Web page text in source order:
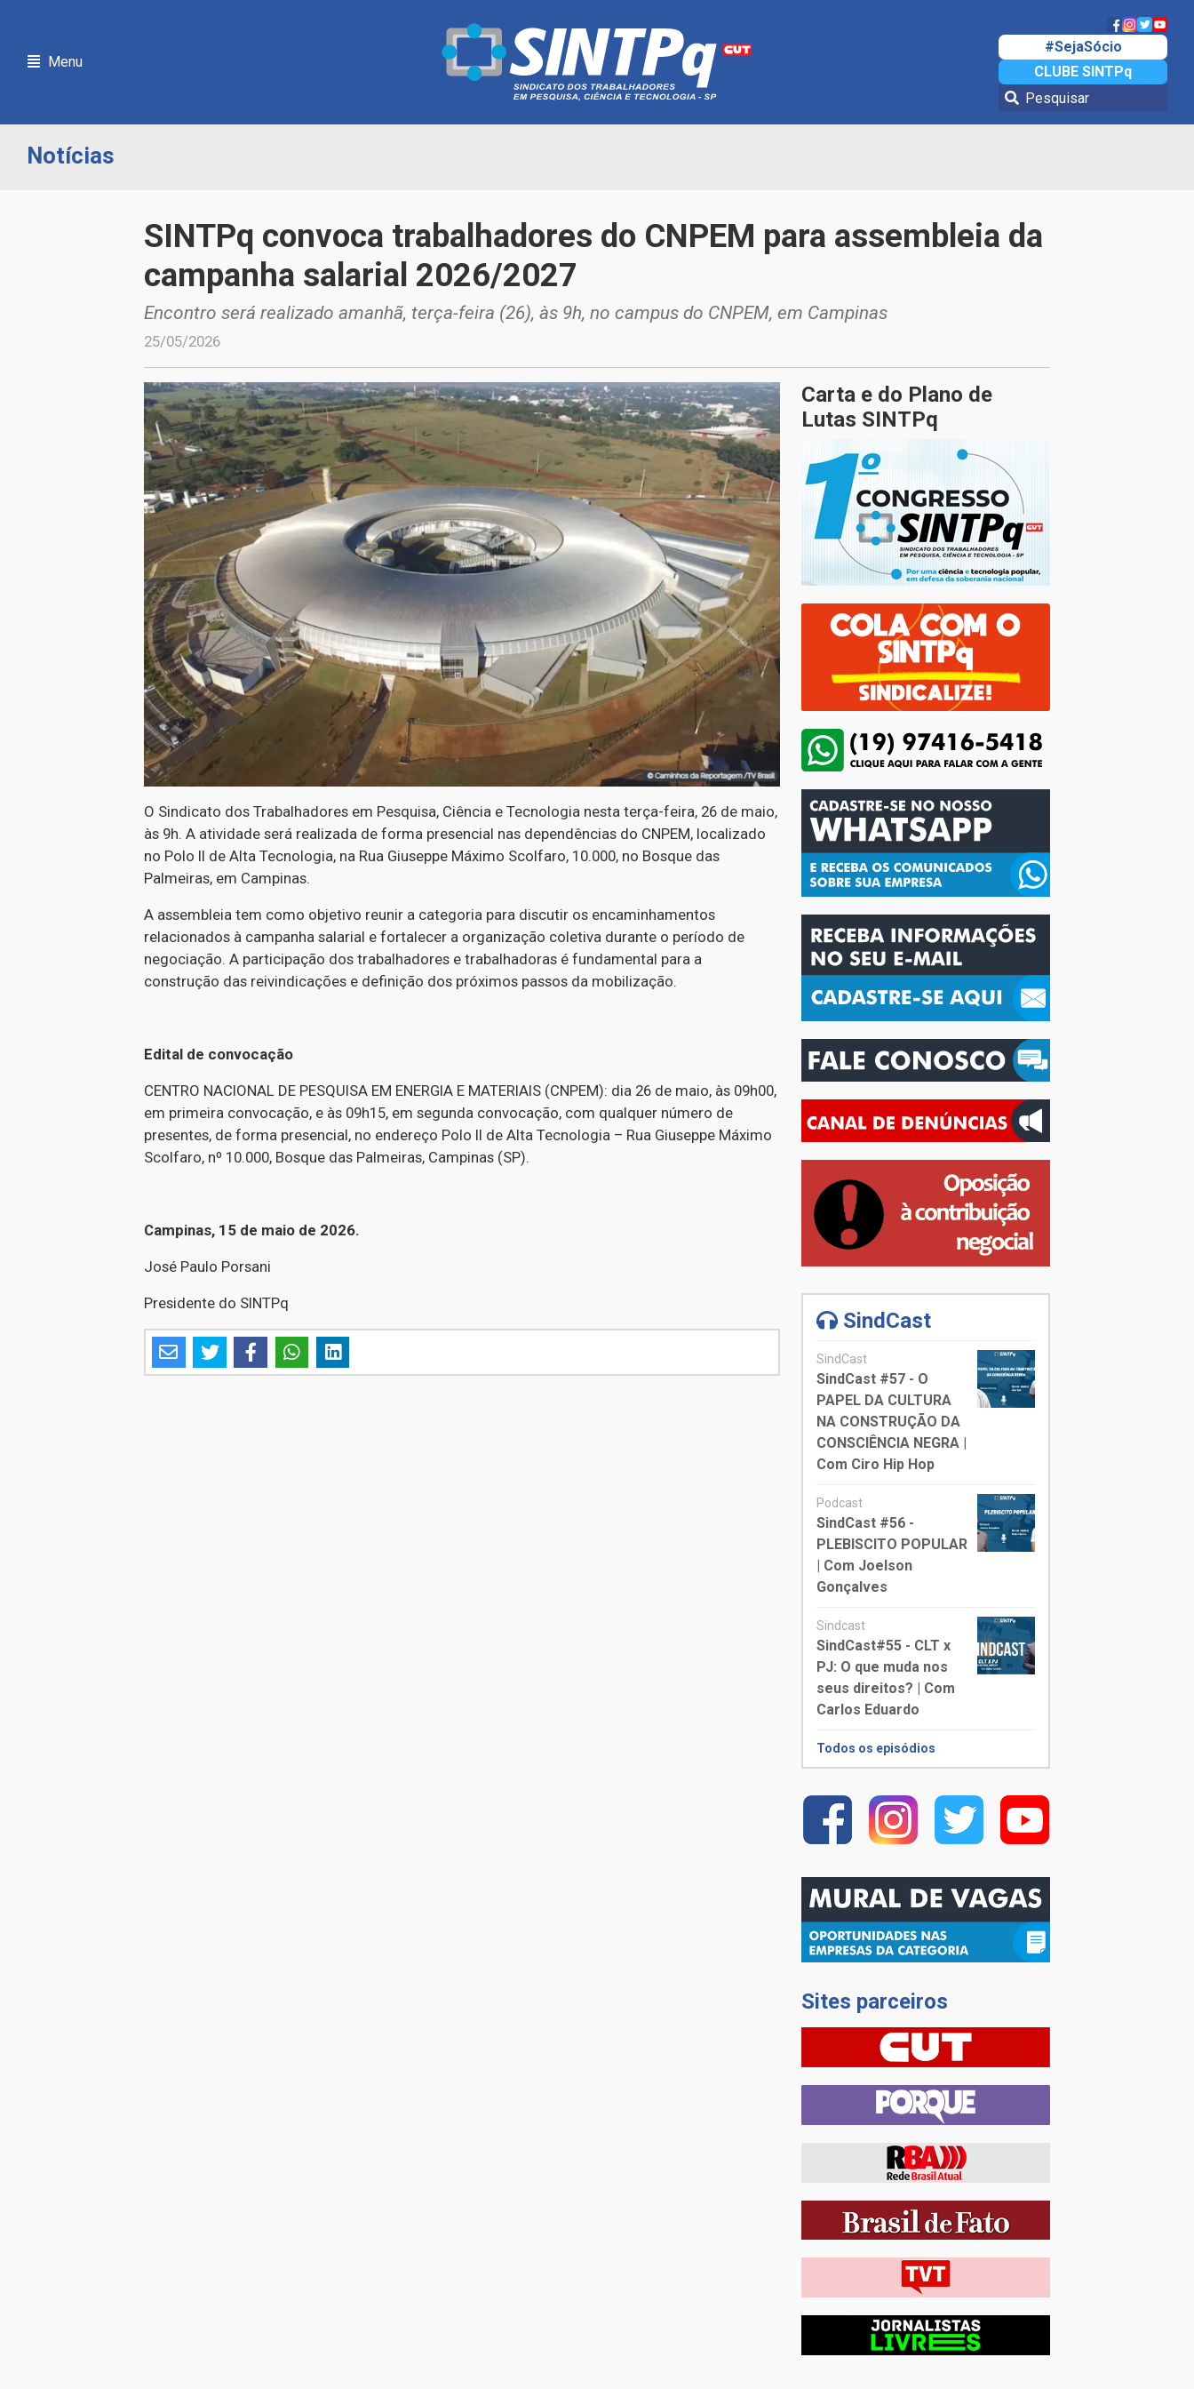
Menu
#SejaSócio
CLUBE SINTPq
Notícias
SINTPq convoca trabalhadores do CNPEM para assembleia da
campanha salarial 2026/2027
Encontro será realizado amanhã, terça-feira (26), às 9h, no campus do CNPEM, em Campinas
25/05/2026
O Sindicato dos Trabalhadores em Pesquisa, Ciência e Tecnologia nesta terça-feira, 26 de maio,
às 9h. A atividade será realizada de forma presencial nas dependências do CNPEM, localizado
no Polo II de Alta Tecnologia, na Rua Giuseppe Máximo Scolfaro, 10.000, no Bosque das
Palmeiras, em Campinas.
A assembleia tem como objetivo reunir a categoria para discutir os encaminhamentos
relacionados à campanha salarial e fortalecer a organização coletiva durante o período de
negociação. A participação dos trabalhadores e trabalhadoras é fundamental para a
construção das reivindicações e definição dos próximos passos da mobilização.
Edital de convocação
CENTRO NACIONAL DE PESQUISA EM ENERGIA E MATERIAIS (CNPEM): dia 26 de maio, às 09h00,
em primeira convocação, e às 09h15, em segunda convocação, com qualquer número de
presentes, de forma presencial, no endereço Polo II de Alta Tecnologia – Rua Giuseppe Máximo
Scolfaro, nº 10.000, Bosque das Palmeiras, Campinas (SP).
Campinas, 15 de maio de 2026.
José Paulo Porsani
Presidente do SINTPq
Carta e do Plano de
Lutas SINTPq
SindCast
SindCast
SindCast #57 - O
PAPEL DA CULTURA
NA CONSTRUÇÃO DA
CONSCIÊNCIA NEGRA |
Com Ciro Hip Hop
Podcast
SindCast #56 -
PLEBISCITO POPULAR
| Com Joelson
Gonçalves
Sindcast
SindCast#55 - CLT x
PJ: O que muda nos
seus direitos? | Com
Carlos Eduardo
Todos os episódios
Sites parceiros